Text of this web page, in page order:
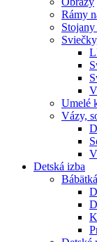
Rámy
Umelé
Vázy,
Detská izba
Bábätká